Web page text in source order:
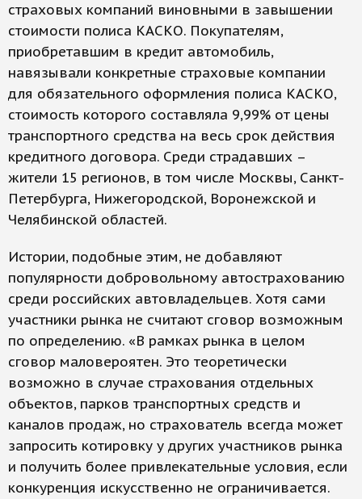
страховых компаний виновными в завышении
стоимости полиса КАСКО. Покупателям,
приобретавшим в кредит автомобиль,
навязывали конкретные страховые компании
для обязательного оформления полиса КАСКО,
стоимость которого составляла 9,99% от цены
транспортного средства на весь срок действия
кредитного договора. Среди страдавших –
жители 15 регионов, в том числе Москвы, Санкт-
Петербурга, Нижегородской, Воронежской и
Челябинской областей.
Истории, подобные этим, не добавляют
популярности добровольному автострахованию
среди российских автовладельцев. Хотя сами
участники рынка не считают сговор возможным
по определению. «В рамках рынка в целом
сговор маловероятен. Это теоретически
возможно в случае страхования отдельных
объектов, парков транспортных средств и
каналов продаж, но страхователь всегда может
запросить котировку у других участников рынка
и получить более привлекательные условия, если
конкуренция искусственно не ограничивается.